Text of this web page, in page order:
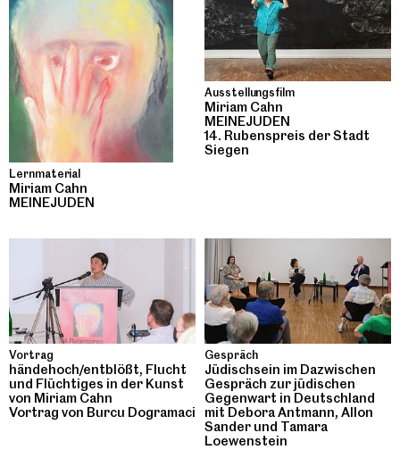
Lernmaterial
Miriam Cahn
MEINEJUDEN
Ausstellungsfilm
Miriam Cahn
MEINEJUDEN
14. Rubenspreis der Stadt
Siegen
Vortrag
händehoch/entblößt, Flucht
und Flüchtiges in der Kunst
von Miriam Cahn
Vortrag von Burcu Dogramaci
Gespräch
Jüdischsein im Dazwischen
Gespräch zur jüdischen
Gegenwart in Deutschland
mit Debora Antmann, Allon
Sander und Tamara
Loewenstein